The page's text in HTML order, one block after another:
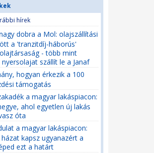
hírek
dobra a Mol: olajszállítási
a 'tranzitdíj-háborús'
- több mint
szállít le a Janaf
hogyan érkezik a 100
támogatás
a magyar lakáspiacon:
ahol egyetlen új lakás
óta
a magyar lakáspiacon:
kapsz ugyanazért a
ezt a határt